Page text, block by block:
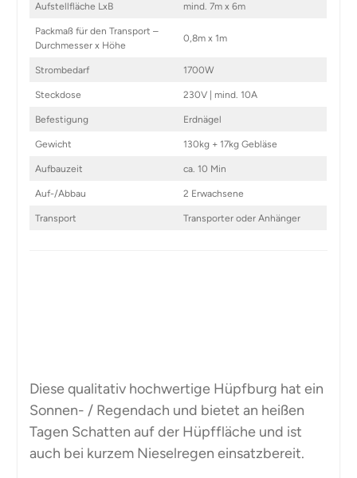
Aufstellfläche LxB mind. 7m x 6m
Packmaß für den Transport –
Durchmesser x Höhe
0,8m x 1m
Strombedarf 1700W
Steckdose 230V | mind. 10A
Befestigung Erdnägel
Gewicht 130kg + 17kg Gebläse
Aufbauzeit ca. 10 Min
Auf-/Abbau 2 Erwachsene
Transport Transporter oder Anhänger
Diese qualitativ hochwertige Hüpfburg hat ein
Sonnen- / Regendach und bietet an heißen
Tagen Schatten auf der Hüpffläche und ist
auch bei kurzem Nieselregen einsatzbereit.